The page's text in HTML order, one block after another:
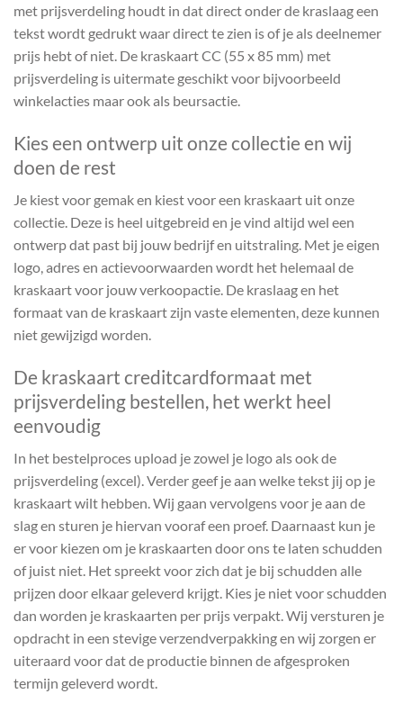
met prijsverdeling houdt in dat direct onder de kraslaag een
tekst wordt gedrukt waar direct te zien is of je als deelnemer
prijs hebt of niet. De kraskaart CC (55 x 85 mm) met
prijsverdeling is uitermate geschikt voor bijvoorbeeld
winkelacties maar ook als beursactie.
Kies een ontwerp uit onze collectie en wij
doen de rest
Je kiest voor gemak en kiest voor een kraskaart uit onze
collectie. Deze is heel uitgebreid en je vind altijd wel een
ontwerp dat past bij jouw bedrijf en uitstraling. Met je eigen
logo, adres en actievoorwaarden wordt het helemaal de
kraskaart voor jouw verkoopactie. De kraslaag en het
formaat van de kraskaart zijn vaste elementen, deze kunnen
niet gewijzigd worden.
De kraskaart creditcardformaat met
prijsverdeling bestellen, het werkt heel
eenvoudig
In het bestelproces upload je zowel je logo als ook de
prijsverdeling (excel). Verder geef je aan welke tekst jij op je
kraskaart wilt hebben. Wij gaan vervolgens voor je aan de
slag en sturen je hiervan vooraf een proef. Daarnaast kun je
er voor kiezen om je kraskaarten door ons te laten schudden
of juist niet. Het spreekt voor zich dat je bij schudden alle
prijzen door elkaar geleverd krijgt. Kies je niet voor schudden
dan worden je kraskaarten per prijs verpakt. Wij versturen je
opdracht in een stevige verzendverpakking en wij zorgen er
uiteraard voor dat de productie binnen de afgesproken
termijn geleverd wordt.